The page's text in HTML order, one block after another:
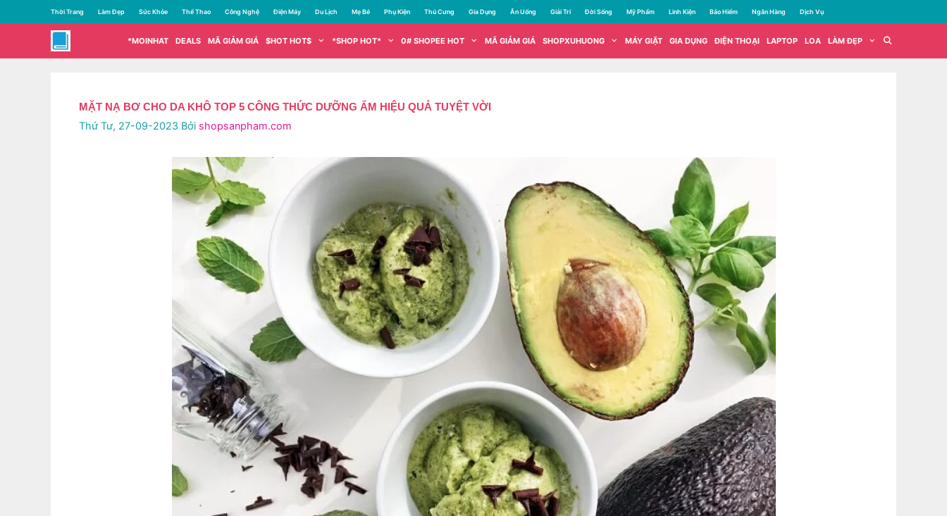
đến
dung
Thời Trang Làm Đẹp Sức Khỏe Thể Thao Công Nghệ Điện Máy Du Lịch Mẹ Bé Phụ Kiện Thú Cưng Gia Dụng Ăn Uống Giải Trí Đời Sống Mỹ Phẩm Linh Kiện Bảo Hiểm Ngân Hàng Dịch Vụ
*MOINHAT DEALS MÃ GIẢM GIÁ $HOT HOT$ *SHOP HOT* 0# SHOPEE HOT MÃ GIẢM GIÁ SHOPXUHUONG MÁY GIẶT GIA DỤNG ĐIỆN THOẠI LAPTOP LOA LÀM ĐẸP
MẶT NẠ BƠ CHO DA KHÔ TOP 5 CÔNG THỨC DƯỠNG ẨM HIỆU QUẢ TUYỆT VỜI
Thứ Tư, 27-09-2023 Bởi shopsanpham.com